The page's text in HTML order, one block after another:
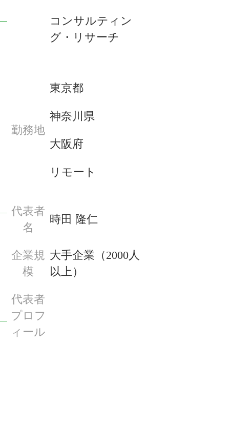
コンサルティン
グ・リサーチ
勤務地
東京都
神奈川県
大阪府
リモート
代表者
名
時田 隆仁
企業規
模
大手企業（2000人
以上）
代表者
プロフ
ィール